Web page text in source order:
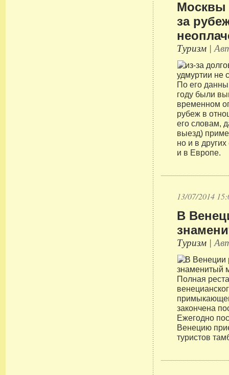
Москвы
за
Туризм |
По его
году были
временном
рубеж в
его словам,
выезд)
но и в
и в Европе.
13/07/2014
В
Туризм |
Полная
закончена
Ежегодно
Венецию
туристов